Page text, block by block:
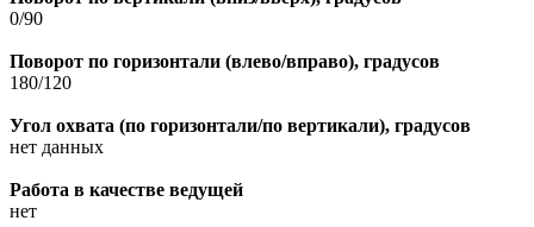
0/90
Поворот по горизонтали (влево/вправо), градусов
180/120
Угол охвата (по горизонтали/по вертикали), градусов
нет данных
Работа в качестве ведущей
нет